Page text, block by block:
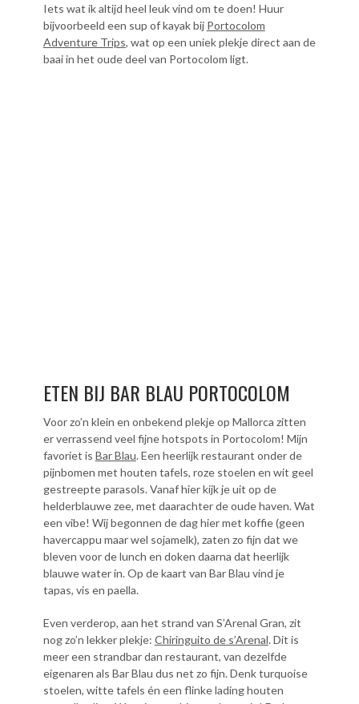
Iets wat ik altijd heel leuk vind om te doen! Huur
bijvoorbeeld een sup of kayak bij Portocolom
Adventure Trips, wat op een uniek plekje direct aan de
baai in het oude deel van Portocolom ligt.
ETEN BIJ BAR BLAU PORTOCOLOM
Voor zo’n klein en onbekend plekje op Mallorca zitten
er verrassend veel fijne hotspots in Portocolom! Mijn
favoriet is Bar Blau. Een heerlijk restaurant onder de
pijnbomen met houten tafels, roze stoelen en wit geel
gestreepte parasols. Vanaf hier kijk je uit op de
helderblauwe zee, met daarachter de oude haven. Wat
een vibe! Wij begonnen de dag hier met koffie (geen
havercappu maar wel sojamelk), zaten zo fijn dat we
bleven voor de lunch en doken daarna dat heerlijk
blauwe water in. Op de kaart van Bar Blau vind je
tapas, vis en paella.
Even verderop, aan het strand van S’Arenal Gran, zit
nog zo’n lekker plekje: Chiringuito de s’Arenal. Dit is
meer een strandbar dan restaurant, van dezelfde
eigenaren als Bar Blau dus net zo fijn. Denk turquoise
stoelen, witte tafels én een flinke lading houten